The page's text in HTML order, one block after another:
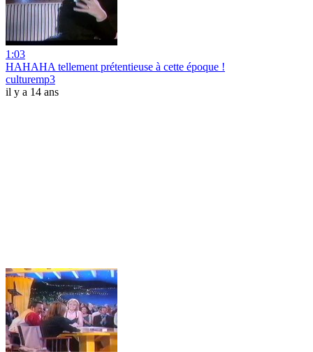
1:03
HAHAHA tellement prétentieuse à cette époque !
culturemp3
il y a 14 ans